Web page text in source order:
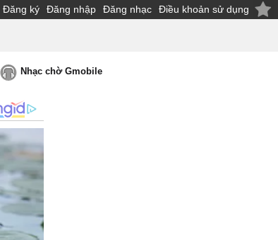
Đăng ký Đăng nhập Đăng nhạc Điều khoản sử dụng
Nhạc chờ Gmobile